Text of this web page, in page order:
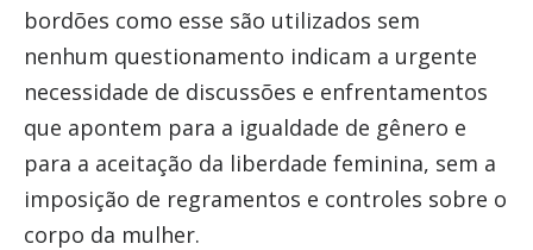
bordões como esse são utilizados sem
nenhum questionamento indicam a urgente
necessidade de discussões e enfrentamentos
que apontem para a igualdade de gênero e
para a aceitação da liberdade feminina, sem a
imposição de regramentos e controles sobre o
corpo da mulher.